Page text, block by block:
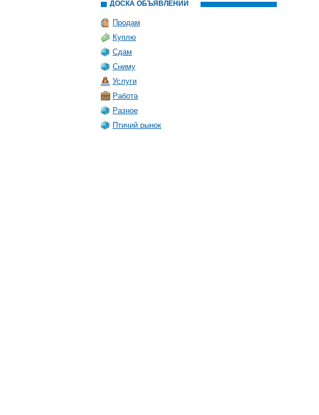
ДОСКА ОБЪЯВЛЕНИЙ
Продам
Куплю
Сдам
Сниму
Услуги
Работа
Разное
Птичий рынок